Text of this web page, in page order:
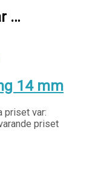
…
14 mm
priset var:
priset